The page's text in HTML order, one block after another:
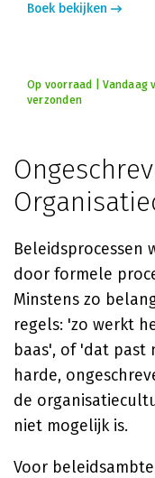
Boek bekijken
Op voorraad | Vandaag
verzonden
Beleidsprocessen
door formele
Minstens zo
regels: 'zo werkt
baas', of 'dat past
harde,
de
niet mogelijk is.
Voor